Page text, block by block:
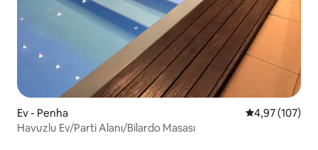
Ev - Penha 5 üzerinden
4,97 (107)
Havuzlu Ev/Parti Alanı/Bilardo Masası